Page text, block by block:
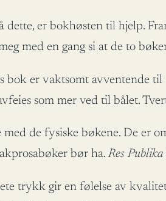
dette, er bokhøsten til hjelp.
med en gang si at de to
bok er vaktsomt avventende
som mer ved til bålet.
med de fysiske bøkene. De er
bør ha.Res Publika
trykk gir en følelse av